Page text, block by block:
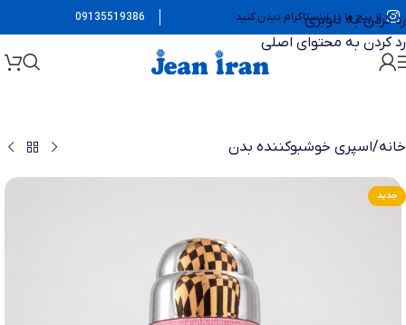
رد کردن به ناوبری
رد کردن به محتوای اصلی
از پیج ما در اینستاگرام دیدن کنید 09135519386
خانه/اسپری خوشبوکننده بدن
جدید